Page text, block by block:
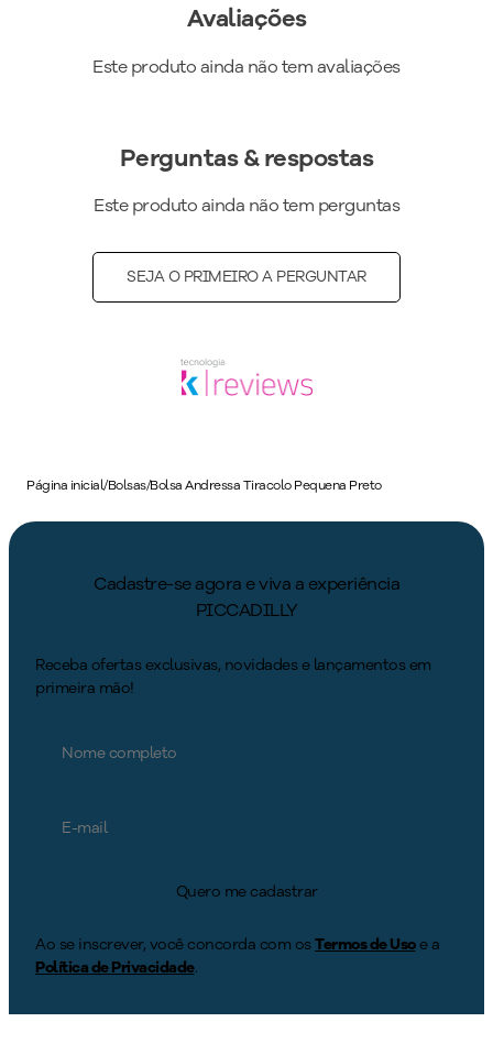
Avaliações
Este produto ainda não tem avaliações
Perguntas & respostas
Este produto ainda não tem perguntas
SEJA O PRIMEIRO A PERGUNTAR
Página inicial/Bolsas/Bolsa Andressa Tiracolo Pequena Preto
Cadastre-se agora e viva a experiência
PICCADILLY
Receba ofertas exclusivas, novidades e lançamentos em
primeira mão!
Quero me cadastrar
Ao se inscrever, você concorda com osTermos de Usoe a
Política de Privacidade.